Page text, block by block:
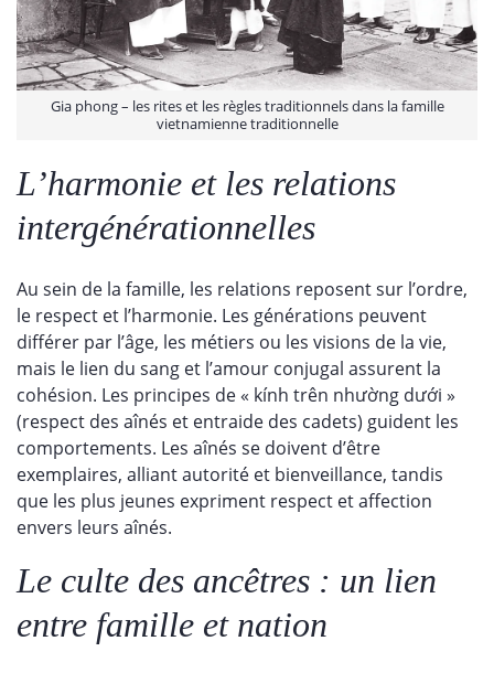
Gia phong – les rites et les règles traditionnels dans la famille
vietnamienne traditionnelle
L’harmonie et les relations
intergénérationnelles
Au sein de la famille, les relations reposent sur l’ordre,
le respect et l’harmonie. Les générations peuvent
différer par l’âge, les métiers ou les visions de la vie,
mais le lien du sang et l’amour conjugal assurent la
cohésion. Les principes de « kính trên nhường dưới »
(respect des aînés et entraide des cadets) guident les
comportements. Les aînés se doivent d’être
exemplaires, alliant autorité et bienveillance, tandis
que les plus jeunes expriment respect et affection
envers leurs aînés.
Le culte des ancêtres : un lien
entre famille et nation